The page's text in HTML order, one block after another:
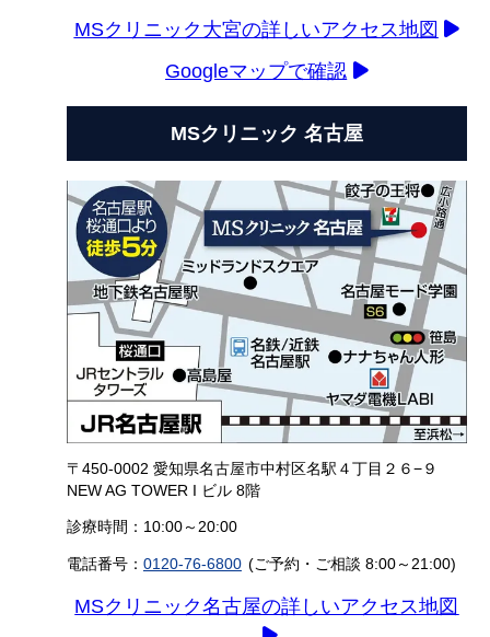
MSクリニック大宮の詳しいアクセス地図
Googleマップで確認
MSクリニック 名古屋
〒450-0002 愛知県名古屋市中村区名駅４丁目２６−９
NEW AG TOWER I ビル 8階
診療時間：10:00～20:00
電話番号： 0120-76-6800 (ご予約・ご相談 8:00～21:00)
MSクリニック名古屋の詳しいアクセス地図